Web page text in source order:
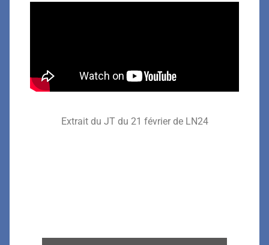
Extrait du JT du 21 février de LN24